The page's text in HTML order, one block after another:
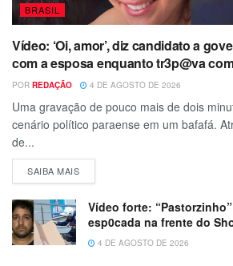
BRASIL
Vídeo: ‘Oi, amor’, diz candidato a
com a esposa enquanto tr3p@va
POR REDAÇÃO 4 DE AGOSTO DE 2026
Uma gravação de pouco mais de dois
cenário político paraense em um bafafá.
de...
SAIBA MAIS
Vídeo forte:
esp0cada na frente do
4 DE AGOSTO DE 2026